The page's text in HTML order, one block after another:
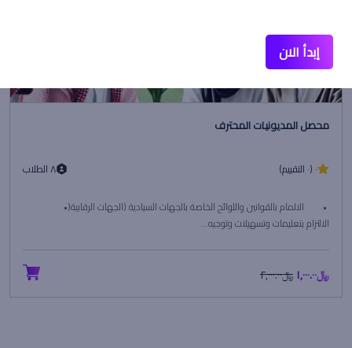
محصل المديونيات المحترف
٠ (٠ التقييم) ٨ الطلاب
• الالمام بالقوانين واللوائح الخاصة بالجهات السيادية (الجهات الرقابية(•
الالتزام بتعليمات وتسهيلات وتوجيه...
﷼١,٠٠٠.٠٠ ﷼٢,٠٠٠.٠٠
إبدأ الان